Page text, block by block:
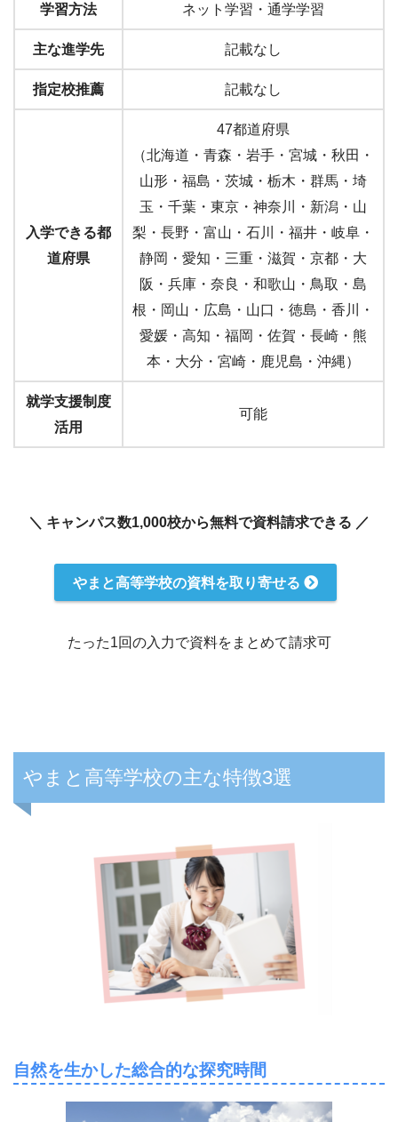
学習方法 ネット学習・通学学習
主な進学先 記載なし
指定校推薦 記載なし
入学できる都
道府県
47都道府県
（北海道・青森・岩手・宮城・秋田・
山形・福島・茨城・栃木・群馬・埼
玉・千葉・東京・神奈川・新潟・山
梨・長野・富山・石川・福井・岐阜・
静岡・愛知・三重・滋賀・京都・大
阪・兵庫・奈良・和歌山・鳥取・島
根・岡山・広島・山口・徳島・香川・
愛媛・高知・福岡・佐賀・長崎・熊
本・大分・宮崎・鹿児島・沖縄）
就学支援制度
活用
可能
＼ キャンパス数1,000校から無料で資料請求できる ／
やまと高等学校の資料を取り寄せる
たった1回の入力で資料をまとめて請求可
やまと高等学校の主な特徴3選
自然を生かした総合的な探究時間